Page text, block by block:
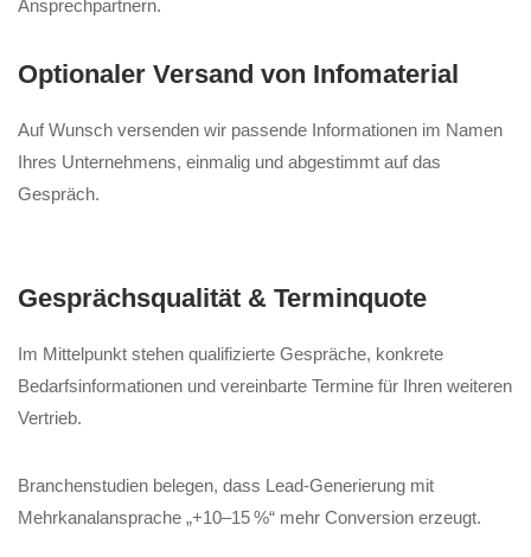
Ansprechpartnern.
Optionaler Versand von Infomaterial
Auf Wunsch versenden wir passende Informationen im Namen
Ihres Unternehmens, einmalig und abgestimmt auf das
Gespräch.
Gesprächsqualität & Terminquote
Im Mittelpunkt stehen qualifizierte Gespräche, konkrete
Bedarfsinformationen und vereinbarte Termine für Ihren weiteren
Vertrieb.
Branchenstudien belegen, dass Lead-Generierung mit
Mehrkanalansprache „+10–15 %“ mehr Conversion erzeugt.